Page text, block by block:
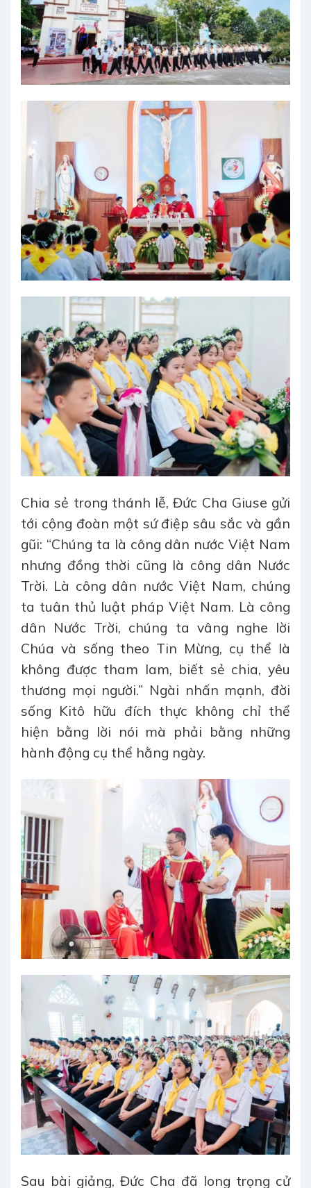
Chia sẻ trong thánh lễ, Đức Cha Giuse gửi
tới cộng đoàn một sứ điệp sâu sắc và gần
gũi: “Chúng ta là công dân nước Việt Nam
nhưng đồng thời cũng là công dân Nước
Trời. Là công dân nước Việt Nam, chúng
ta tuân thủ luật pháp Việt Nam. Là công
dân Nước Trời, chúng ta vâng nghe lời
Chúa và sống theo Tin Mừng, cụ thể là
không được tham lam, biết sẻ chia, yêu
thương mọi người.” Ngài nhấn mạnh, đời
sống Kitô hữu đích thực không chỉ thể
hiện bằng lời nói mà phải bằng những
hành động cụ thể hằng ngày.
Sau bài giảng, Đức Cha đã long trọng cử